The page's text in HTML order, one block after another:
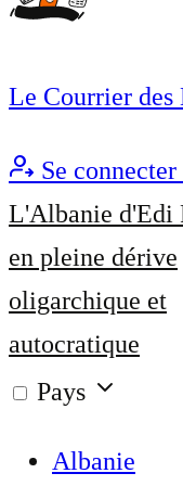
Le Courrier des
Se connecter
L'Albanie d'Edi
en pleine dérive
oligarchique et
autocratique
Pays
Albanie